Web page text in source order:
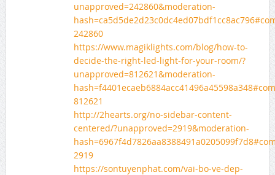
unapproved=242860&moderation-
242860
https://www.magiklights.com/blog/how-to-
decide-the-right-led-light-for-your-room/?
unapproved=812621&moderation-
812621
http://2hearts.org/no-sidebar-content-
centered/?unapproved=2919&moderation-
2919
https://sontuyenphat.com/vai-bo-ve-dep-